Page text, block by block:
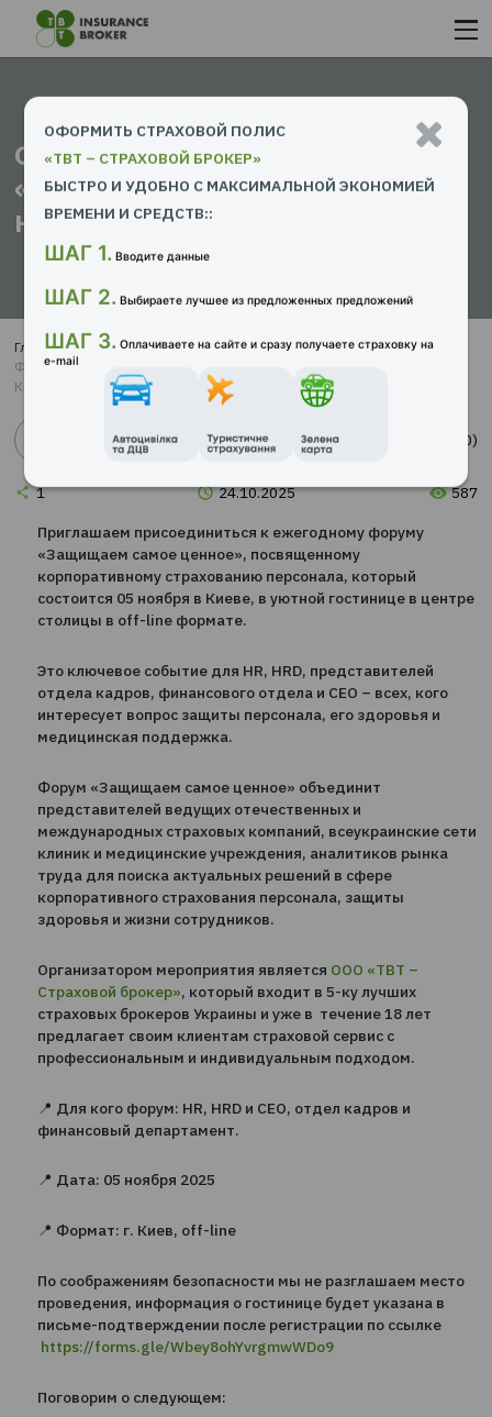
Форум для HR и HRD
«Защищаем самое
ноября 2025 г. Киев
Главная страница Пресс-центр
Статьи
Форум для HR и HRD «Защищаем самое ценное» 05 ноября 2025
Киев
24.10.2025
1
Приглашаем присоединиться к ежегодному форуму
корпоративному страхованию персонала, который
состоится 05 ноября в Киеве, в уютной гостинице в
столицы в off-line формате.
Это ключевое событие для HR, HRD,
отдела кадров, финансового отдела и СЕО – всех,
интересует вопрос защиты персонала, его
медицинская поддержка.
Форум «Защищаем самое ценное» объединит
международных страховых компаний,
клиник и медицинские учреждения, аналитиков
труда для поиска актуальных решений в сфере
корпоративного страхования персонала, защиты
здоровья и жизни сотрудников.
Организатором мероприятия является
страховых брокеров Украины и уже в течение 18
профессиональным и индивидуальным подходом.
📍 Для кого форум: HR, HRD и CEO, отдел кадров и
финансовый департамент.
ОФОРМИТЬ СТРАХОВОЙ ПОЛИС
«ТВТ – СТРАХОВОЙ БРОКЕР»
БЫСТРО И УДОБНО С МАКСИМАЛЬНОЙ
ВРЕМЕНИ И СРЕДСТВ::
ШАГ 1.Вводите данные
ШАГ 2.Выбираете лучшее из предложенных предложений
ШАГ 3.Оплачиваете на сайте и сразу получаете страховку